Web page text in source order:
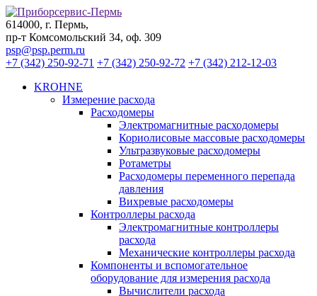
614000, г. Пермь,
пр-т Комсомольский 34, оф. 309
psp@psp.perm.ru
+7 (342) 250-92-71 +7 (342) 250-92-72 +7 (342) 212-12-03
KROHNE
Измерение расхода
Расходомеры
Электромагнитные расходомеры
Кориолисовые массовые расходомеры
Ультразвуковые расходомеры
Ротаметры
Расходомеры переменного перепада
давления
Вихревые расходомеры
Контроллеры расхода
Электромагнитные контроллеры
расхода
Механические контроллеры расхода
Компоненты и вспомогательное
оборудование для измерения расхода
Вычислители расхода